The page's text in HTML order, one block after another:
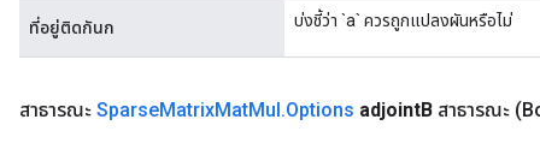
ที่อยู่ติดกันก บ่งชี้ว่า `a` ควรถูกแปลงผันหรือไม่
สาธารณะ SparseMatrixMatMul.Options adjointB สาธารณะ